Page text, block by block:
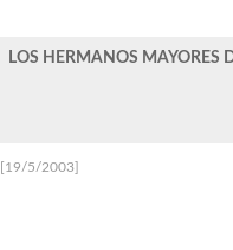
LOS HERMANOS MAYORES
[19/5/2003]